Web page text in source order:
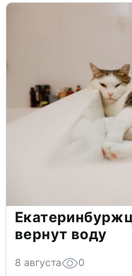
вернут воду
8 августа 0